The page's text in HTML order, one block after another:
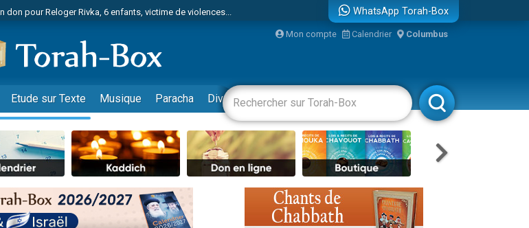
don pour Reloger Rivka, 6 enfants, victime de violences...
une bénédiction
sur WhatsApp
groupe sur Zoom
don pour Diane, 80 ans, dans un appartement insalubre
sur WhatsApp
sur WhatsApp
don pour 5 jours de vacances aux Orphelins
WhatsApp Torah-Box
Mon compte Calendrier Columbus
Etude sur Texte Musique Paracha Divertissements Livres Rabbanim